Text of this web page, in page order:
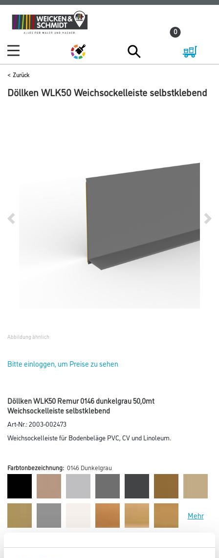
Zum
Inhalt
Zum
Navigationsmenü
0
Zurück
Döllken WLK50 Weichsockelleiste selbstklebend
Abbildung ähnlich
Bitte einloggen, um Preise zu sehen
Döllken WLK50 Remur 0146 dunkelgrau 50,0mt
Weichsockelleiste selbstklebend
Art-Nr.:2003-002473
Weichsockelleiste für Bodenbeläge PVC, CV und Linoleum.
Farbtonbezeichnung: 0146 Dunkelgrau
Mehr
Farbtonbezeichnung